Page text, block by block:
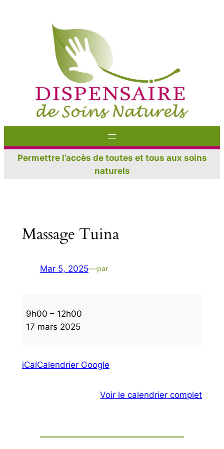
Permettre l’accès de toutes et tous aux soins
naturels
Massage Tuina
Mar 5, 2025—par
Tuina
9h00 – 12h00
17 mars 2025
iCalCalendrier Google
Voir le calendrier complet